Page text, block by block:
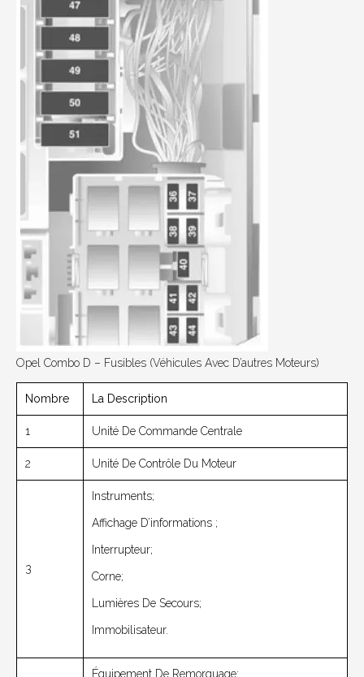
Opel Combo D – Fusibles (véhicules Avec D’autres Moteurs)
Nombre La Description
1 Unité De Commande Centrale
2 Unité De Contrôle Du Moteur
3
Instruments;
Affichage D’informations ;
Interrupteur;
Corne;
Lumières De Secours;
Immobilisateur.
Équipement De Remorquage;